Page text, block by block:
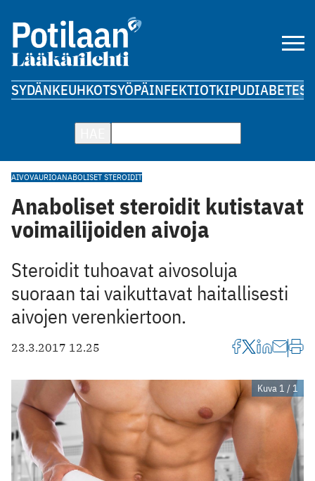
SYDÄNKEUHKOTSYÖPÄINFEKTIOTKIPUDIABETES
AIVOVAURIOANABOLISET STEROIDIT
Anaboliset steroidit kutistavat
voimailijoiden aivoja
Steroidit tuhoavat aivosoluja
suoraan tai vaikuttavat haitallisesti
aivojen verenkiertoon.
23.3.2017 12.25
Kuva 1 / 1